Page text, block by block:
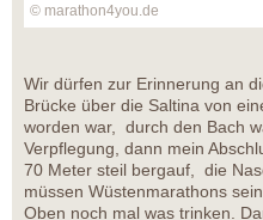
© marathon4you.de
Wir dürfen zur Erinnerung an
Brücke über die Saltina von
worden war, durch den Bach
Verpflegung, dann mein
70 Meter steil bergauf, die
müssen Wüstenmarathons
Oben noch mal was trinken.